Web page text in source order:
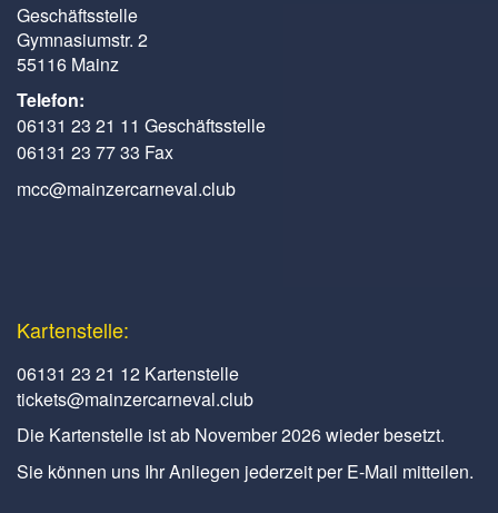
Geschäftsstelle
Gymnasiumstr. 2
55116 Mainz
Telefon:
06131 23 21 11 Geschäftsstelle
06131 23 77 33 Fax
mcc@mainzercarneval.club
Kartenstelle:
06131 23 21 12 Kartenstelle
tickets@mainzercarneval.club
Die Kartenstelle ist ab November 2026 wieder besetzt.
Sie können uns Ihr Anliegen jederzeit per E-Mail mitteilen.